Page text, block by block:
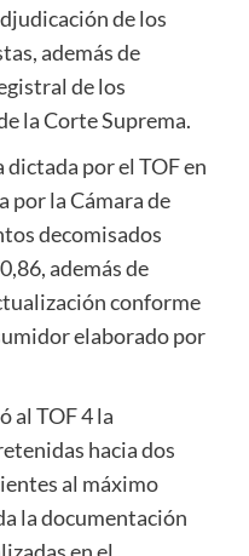
de los
además de
de los
la Corte Suprema.
dictada por el TOF en
por la Cámara de
decomisados
además de
conforme
elaborado por
al TOF 4 la
hacia dos
al máximo
la documentación